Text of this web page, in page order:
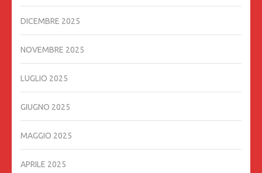
DICEMBRE 2025
NOVEMBRE 2025
LUGLIO 2025
GIUGNO 2025
MAGGIO 2025
APRILE 2025